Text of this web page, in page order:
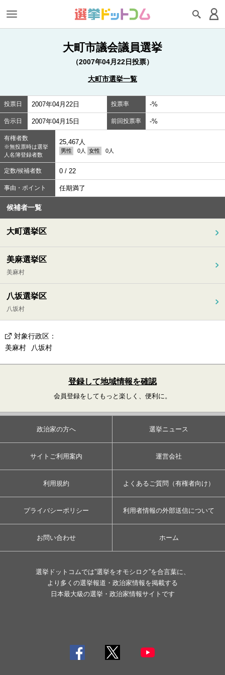
大町市議会議員選挙
（2007年04月22日投票）
大町市選挙一覧
投票日 2007年04月22日 投票率 -%
告示日 2007年04月15日 前回投票率 -%
有権者数
※無投票時は選挙
人名簿登録者数
25,467人
男性 0人 女性 0人
定数/候補者数 0 / 22
事由・ポイント 任期満了
候補者一覧
大町選挙区
美麻選挙区
美麻村
八坂選挙区
八坂村
対象行政区 ：
美麻村
八坂村
登録して地域情報を確認
会員登録をしてもっと楽しく、便利に。
政治家の方へ 選挙ニュース
サイトご利用案内 運営会社
利用規約 よくあるご質問（有権者向け）
プライバシーポリシー 利用者情報の外部送信について
お問い合わせ ホーム
選挙ドットコムでは”選挙をオモシロク”を合言葉に、
より多くの選挙報道・政治家情報を掲載する
日本最大級の選挙・政治家情報サイトです